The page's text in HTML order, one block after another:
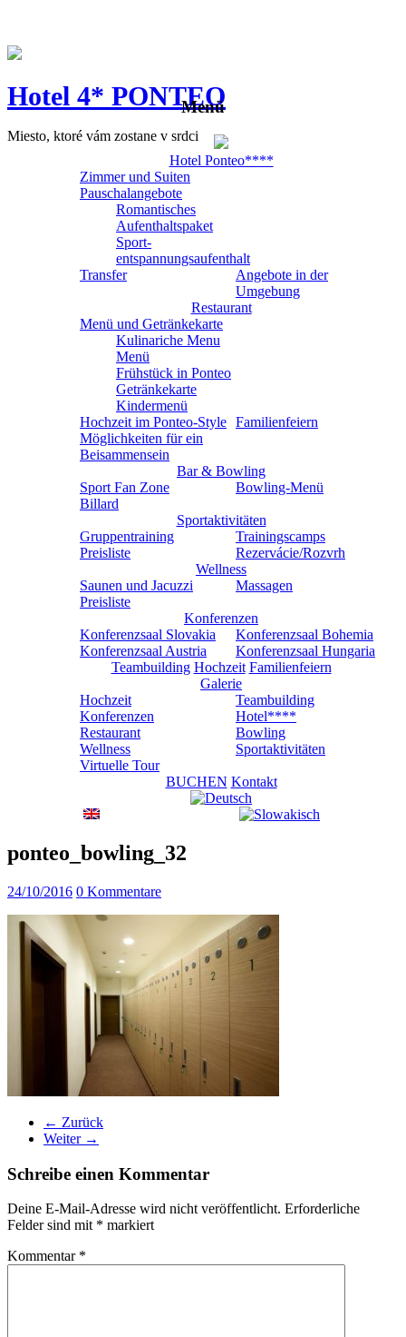
Hotel 4* PONTEO
Miesto, ktoré vám zostane v srdci
Menü
Hotel Ponteo****
Zimmer und Suiten
Pauschalangebote
Romantisches
Aufenthaltspaket
Sport-
entspannungsaufenthalt
Transfer
Angebote in der
Umgebung
Restaurant
Menü und Getränkekarte
Kulinariche Menu
Menü
Frühstück in Ponteo
Getränkekarte
Kindermenü
Hochzeit im Ponteo-Style Familienfeiern
Möglichkeiten für ein
Beisammensein
Bar & Bowling
Sport Fan Zone
Bowling-Menü
Billard
Sportaktivitäten
Gruppentraining
Trainingscamps
Preisliste
Rezervácie/Rozvrh
Wellness
Saunen und Jacuzzi
Massagen
Preisliste
Konferenzen
Konferenzsaal Slovakia
Konferenzsaal Bohemia
Konferenzsaal Austria
Konferenzsaal Hungaria
Teambuilding Hochzeit Familienfeiern
Galerie
Hochzeit
Teambuilding
Konferenzen
Hotel****
Restaurant
Bowling
Wellness
Sportaktivitäten
Virtuelle Tour
BUCHEN Kontakt
ponteo_bowling_32
24/10/2016 0 Kommentare
← Zurück
Weiter →
Schreibe einen Kommentar
Deine E-Mail-Adresse wird nicht veröffentlicht. Erforderliche
Felder sind mit * markiert
Kommentar *